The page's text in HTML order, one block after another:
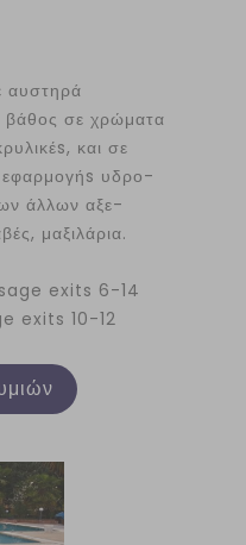
αυστηρά
βάθος σε χρώματα
και σε
υδρο-
άλλων αξε-
μαξιλάρια.
exits 6-14
exits 10-12